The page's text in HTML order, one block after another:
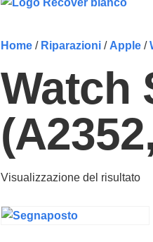
Home / Riparazioni / Apple /
Watch
Visualizzazione del risultato